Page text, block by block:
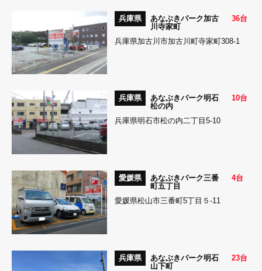
兵庫県
あなぶきパーク加古
川寺家町
36台
兵庫県加古川市加古川町寺家町308-1
兵庫県
あなぶきパーク明石
松の内
10台
兵庫県明石市松の内二丁目5-10
愛媛県
あなぶきパーク三番
町五丁目
4台
愛媛県松山市三番町5丁目５-11
兵庫県
あなぶきパーク明石
山下町
23台